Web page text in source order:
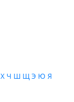
Х Ч Ш Щ Э Ю Я